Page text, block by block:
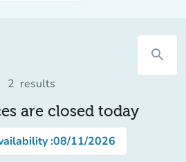
search
2 results
are closed today
:08/11/2026